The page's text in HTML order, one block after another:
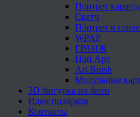
Портрет
Скетч
Портрет в
WPAP
ГРАНЖ
Поп Арт
Art Brush
Модульные
3D фигурка по фото
Идеи подарков
Контакты